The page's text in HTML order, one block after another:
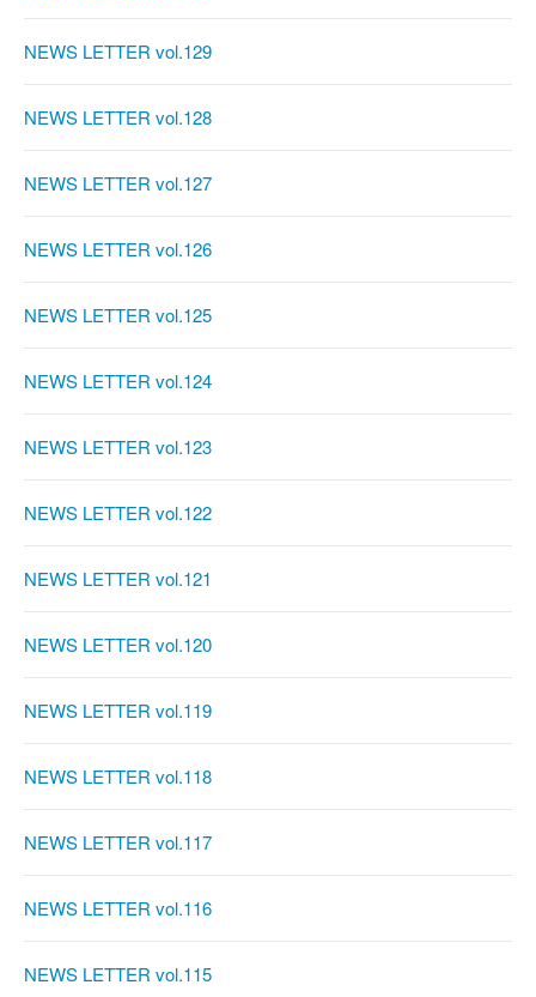
NEWS LETTER vol.129
NEWS LETTER vol.128
NEWS LETTER vol.127
NEWS LETTER vol.126
NEWS LETTER vol.125
NEWS LETTER vol.124
NEWS LETTER vol.123
NEWS LETTER vol.122
NEWS LETTER vol.121
NEWS LETTER vol.120
NEWS LETTER vol.119
NEWS LETTER vol.118
NEWS LETTER vol.117
NEWS LETTER vol.116
NEWS LETTER vol.115